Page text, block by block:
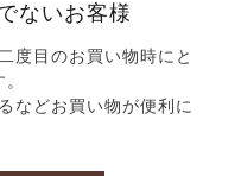
ないお客様
度目のお買い物時にと
などお買い物が便利に